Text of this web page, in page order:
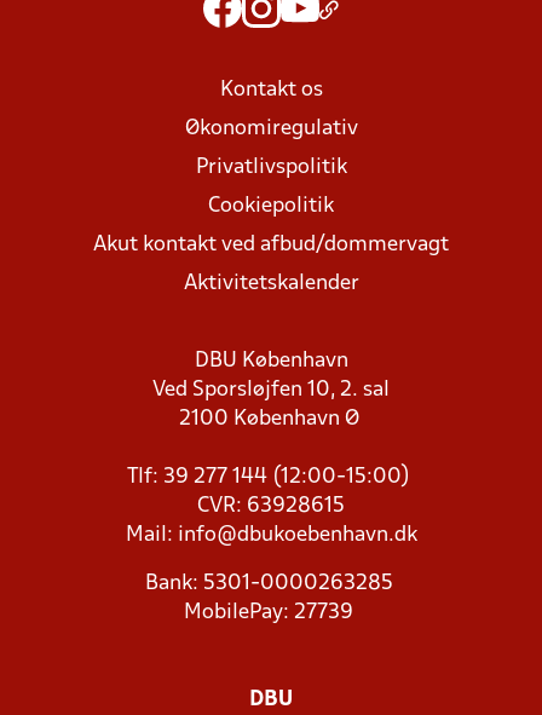
Kontakt os
Økonomiregulativ
Privatlivspolitik
Cookiepolitik
Akut kontakt ved afbud/dommervagt
Aktivitetskalender
DBU København
Ved Sporsløjfen 10, 2. sal
2100 København Ø
Tlf: 39 277 144 (12:00-15:00)
CVR: 63928615
Mail: info@dbukoebenhavn.dk
Bank: 5301-0000263285
MobilePay: 27739
DBU